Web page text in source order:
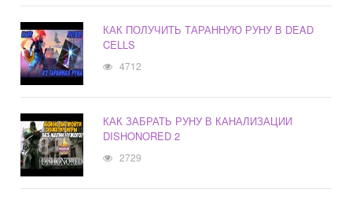
КАК ПОЛУЧИТЬ ТАРАННУЮ РУНУ В DEAD
CELLS
4712
КАК ЗАБРАТЬ РУНУ В КАНАЛИЗАЦИИ
DISHONORED 2
2729